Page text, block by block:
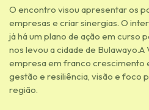
O encontro visou apresentar os
empresas e criar sinergias. O
já há um plano de ação em curso
nos levou a cidade de Bulawayo.A
empresa em franco crescimento
gestão e resiliência, visão e foco
região.